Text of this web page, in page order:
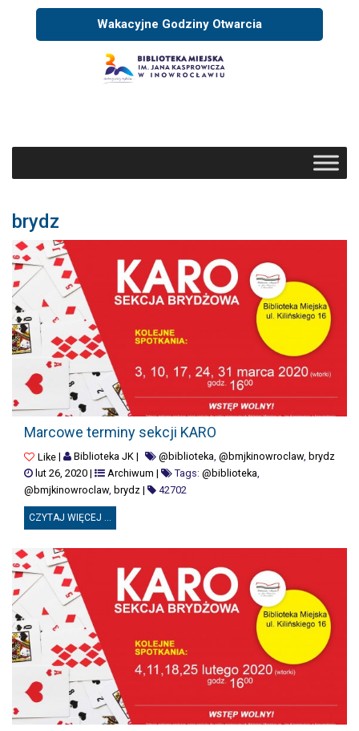
Wakacyjne Godziny Otwarcia
brydz
Marcowe terminy sekcji KARO
@biblioteka, @bmjkinowroclaw, brydz
Like| Biblioteka JK|
lut 26, 2020 | Archiwum | Tags: @biblioteka,
@bmjkinowroclaw, brydz | 42702
MARCOWE TERMINY SEKCJI KARO
CZYTAJ WIĘCEJ ...
SPOTKANIA SEKCJI KARO